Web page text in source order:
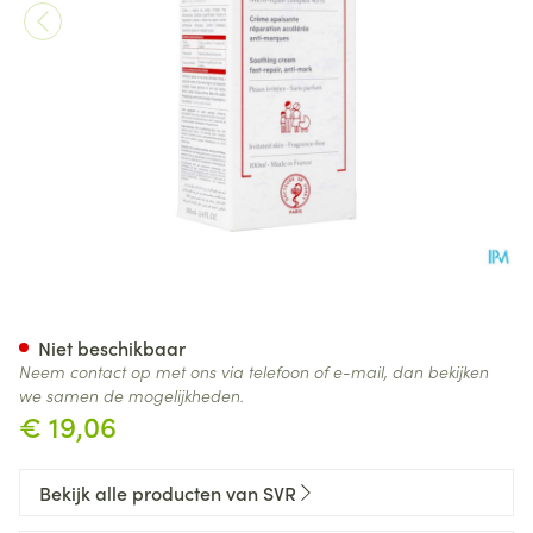
€ 19,06
Niet beschikbaar
Neem contact op met ons via telefoon of e-mail, dan bekijken
we samen de mogelijkheden.
Bekijk alle producten van SVR